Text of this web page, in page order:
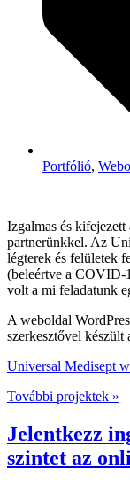
Portfólió,
Izgalmas és
partnerünkkel. Az
légterek és felületek
(beleértve a COVID-
volt a mi feladatunk
A weboldal
szerkesztővel
Universal Medisept
További projektek »
Jelentkezz
szintet az